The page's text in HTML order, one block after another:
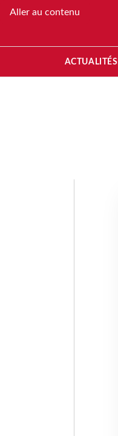
Aller au contenu
ACTUALITÉS